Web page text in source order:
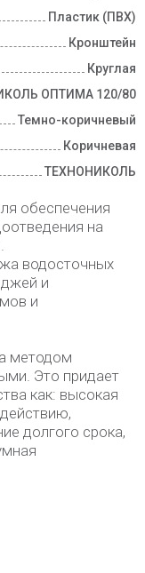
Пластик (ПВХ)
Кронштейн
Круглая
ОПТИМА 120/80
Темно-коричневый
Коричневая
ТЕХНОНИКОЛЬ
обеспечения
на
водосточных
и
и
методом
Это придает
как: высокая
долгого срока,